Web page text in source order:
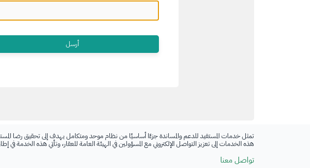
تمثل خدمات المستفيد للدعم والمساندة جزءًا أساسيًا من نظام موحد ومتكامل يهدف إلى تحقيق رضا
هذه الخدمات إلى تعزيز التواصل الإلكتروني مع المسؤولين في الهيئة العامة للعقار، وتأتي هذه الخدمة
تواصل معنا